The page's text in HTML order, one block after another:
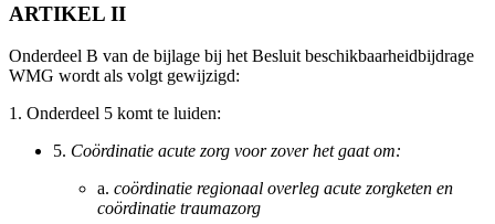
ARTIKEL II
Onderdeel B van de bijlage bij het Besluit beschikbaarheidbijdrage
WMG wordt als volgt gewijzigd:
1. Onderdeel 5 komt te luiden:
5. Coördinatie acute zorg voor zover het gaat om:
a. coördinatie regionaal overleg acute zorgketen en
coördinatie traumazorg